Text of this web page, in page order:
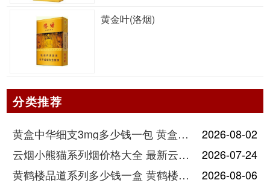
黄金叶(洛烟)
分类推荐
黄盒中华细支3mg多少钱一包 黄盒中华细支3mg香烟价格查询
2026-08-02
云烟小熊猫系列烟价格大全 最新云烟小熊猫图片报价
2026-07-24
黄鹤楼品道系列多少钱一盒 黄鹤楼品道系列香烟价格表图片
2026-08-06